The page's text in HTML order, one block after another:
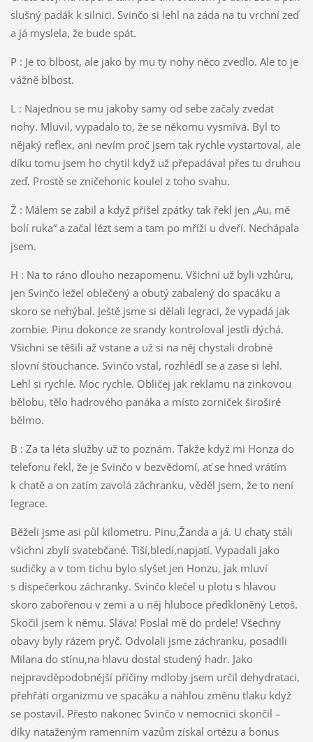
slušný padák k silnici. Svinčo si lehl na záda na tu vrchní zeď
a já myslela, že bude spát.
P : Je to blbost, ale jako by mu ty nohy něco zvedlo. Ale to je
vážně blbost.
L : Najednou se mu jakoby samy od sebe začaly zvedat
nohy. Mluvil, vypadalo to, že se někomu vysmívá. Byl to
nějaký reflex, ani nevím proč jsem tak rychle vystartoval, ale
díku tomu jsem ho chytil když už přepadával přes tu druhou
zeď. Prostě se zničehonic koulel z toho svahu.
Ž : Málem se zabil a když přišel zpátky tak řekl jen „Au, mě
bolí ruka“ a začal lézt sem a tam po mříži u dveří. Nechápala
jsem.
H : Na to ráno dlouho nezapomenu. Všichni už byli vzhůru,
jen Svinčo ležel oblečený a obutý zabalený do spacáku a
skoro se nehýbal. Ještě jsme si dělali legraci, že vypadá jak
zombie. Pinu dokonce ze srandy kontroloval jestli dýchá.
Všichni se těšili až vstane a už si na něj chystali drobné
slovní šťouchance. Svinčo vstal, rozhlédl se a zase si lehl.
Lehl si rychle. Moc rychle. Obličej jak reklamu na zinkovou
bělobu, tělo hadrového panáka a místo zorniček široširé
bělmo.
B : Za ta léta služby už to poznám. Takže když mi Honza do
telefonu řekl, že je Svinčo v bezvědomí, ať se hned vrátím
k chatě a on zatím zavolá záchranku, věděl jsem, že to není
legrace.
Běželi jsme asi půl kilometru. Pinu,Žanda a já. U chaty stáli
všichni zbylí svatebčané. Tiší,bledí,napjatí. Vypadali jako
sudičky a v tom tichu bylo slyšet jen Honzu, jak mluví
s dispečerkou záchranky. Svinčo klečel u plotu s hlavou
skoro zabořenou v zemi a u něj hluboce předkloněný Letoš.
Skočil jsem k němu. Sláva! Poslal mě do prdele! Všechny
obavy byly rázem pryč. Odvolali jsme záchranku, posadili
Milana do stínu,na hlavu dostal studený hadr. Jako
nejpravděpodobnější příčiny mdloby jsem určil dehydrataci,
přehřátí organizmu ve spacáku a náhlou změnu tlaku když
se postavil. Přesto nakonec Svinčo v nemocnici skončil –
díky nataženým ramenním vazům získal ortézu a bonus